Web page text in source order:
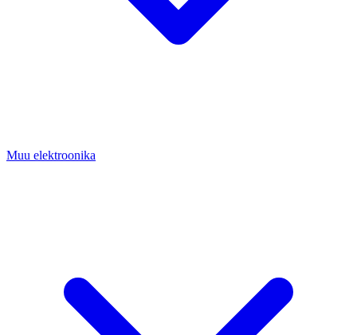
Muu elektroonika